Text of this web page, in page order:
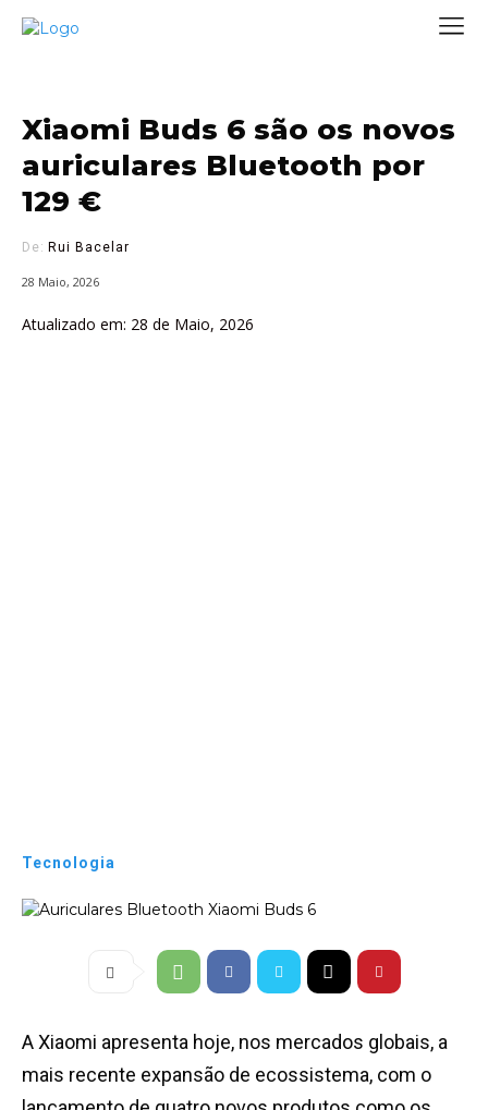
Xiaomi Buds 6 são os novos
auriculares Bluetooth por
129 €
De: Rui Bacelar
28 Maio, 2026
Atualizado em: 28 de Maio, 2026
Tecnologia
A Xiaomi apresenta hoje, nos mercados globais, a
mais recente expansão de ecossistema, com o